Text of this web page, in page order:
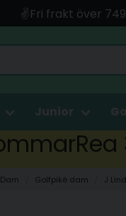
leverans med
Junior
Golfpiké dam J